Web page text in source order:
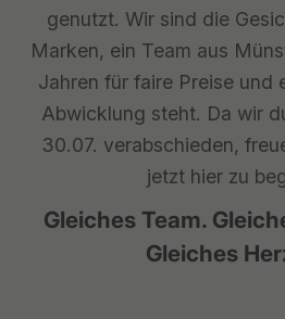
genutzt. Wir sind die
Marken, ein Team aus
Jahren für faire Preise und
Abwicklung steht. Da wir
30.07. verabschieden,
jetzt hier zu
Gleiches Team.
Gleiches